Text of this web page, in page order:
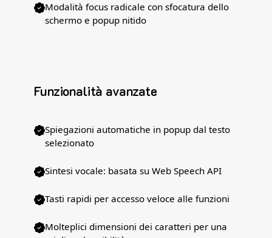
Modalità focus radicale con sfocatura dello
schermo e popup nitido
Funzionalità avanzate
Spiegazioni automatiche in popup dal testo
selezionato
Sintesi vocale: basata su Web Speech API
Tasti rapidi per accesso veloce alle funzioni
Molteplici dimensioni dei caratteri per una